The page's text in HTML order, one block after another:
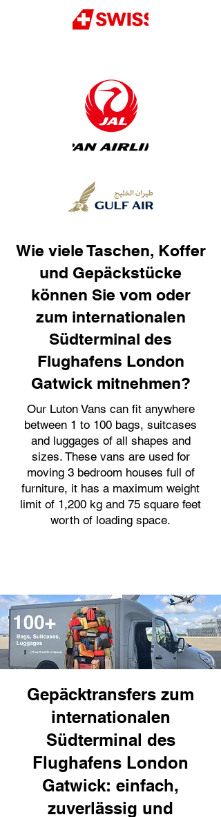
Wie viele Taschen, Koffer
und Gepäckstücke
können Sie vom oder
zum internationalen
Südterminal des
Flughafens London
Gatwick mitnehmen?
Our Luton Vans can fit anywhere
between 1 to 100 bags, suitcases
and luggages of all shapes and
sizes. These vans are used for
moving 3 bedroom houses full of
furniture, it has a maximum weight
limit of 1,200 kg and 75 square feet
worth of loading space.
Gepäcktransfers zum
internationalen
Südterminal des
Flughafens London
Gatwick: einfach,
zuverlässig und